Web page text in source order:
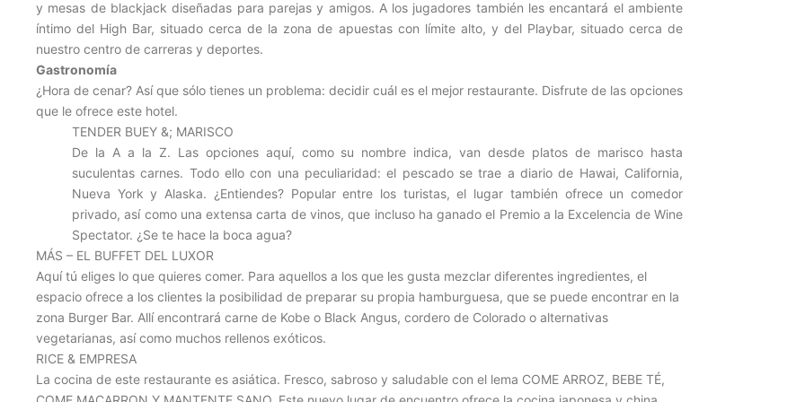
y mesas de blackjack diseñadas para parejas y amigos. A los jugadores también les encantará el ambiente
íntimo del High Bar, situado cerca de la zona de apuestas con límite alto, y del Playbar, situado cerca de
nuestro centro de carreras y deportes.
Gastronomía
¿Hora de cenar? Así que sólo tienes un problema: decidir cuál es el mejor restaurante. Disfrute de las opciones
que le ofrece este hotel.
TENDER BUEY &; MARISCO
De la A a la Z. Las opciones aquí, como su nombre indica, van desde platos de marisco hasta
suculentas carnes. Todo ello con una peculiaridad: el pescado se trae a diario de Hawai, California,
Nueva York y Alaska. ¿Entiendes? Popular entre los turistas, el lugar también ofrece un comedor
privado, así como una extensa carta de vinos, que incluso ha ganado el Premio a la Excelencia de Wine
Spectator. ¿Se te hace la boca agua?
MÁS – EL BUFFET DEL LUXOR
Aquí tú eliges lo que quieres comer. Para aquellos a los que les gusta mezclar diferentes ingredientes, el
espacio ofrece a los clientes la posibilidad de preparar su propia hamburguesa, que se puede encontrar en la
zona Burger Bar. Allí encontrará carne de Kobe o Black Angus, cordero de Colorado o alternativas
vegetarianas, así como muchos rellenos exóticos.
RICE & EMPRESA
La cocina de este restaurante es asiática. Fresco, sabroso y saludable con el lema COME ARROZ, BEBE TÉ,